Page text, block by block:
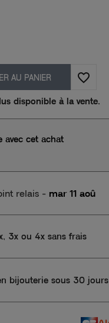
AU PANIER
favorite_border
disponible à la vente.
avec cet achat
relais- mar 11 aoû
3x ou 4x sans frais
bijouterie sous 30 jours